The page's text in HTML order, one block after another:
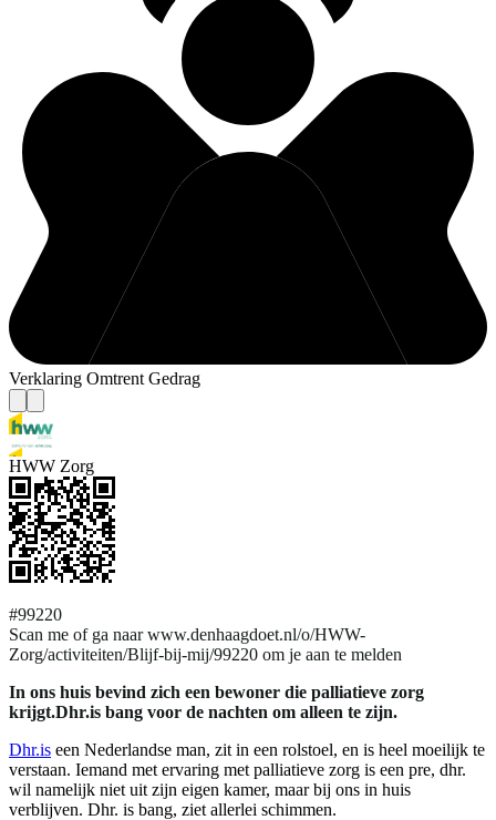
Verklaring Omtrent Gedrag
HWW Zorg
#99220
Scan me of ga naar www.denhaagdoet.nl/o/HWW-
Zorg/activiteiten/Blijf-bij-mij/99220 om je aan te melden
In ons huis bevind zich een bewoner die palliatieve zorg
krijgt.Dhr.is bang voor de nachten om alleen te zijn.
Dhr.is een Nederlandse man, zit in een rolstoel, en is heel moeilijk te
verstaan. Iemand met ervaring met palliatieve zorg is een pre, dhr.
wil namelijk niet uit zijn eigen kamer, maar bij ons in huis
verblijven. Dhr. is bang, ziet allerlei schimmen.